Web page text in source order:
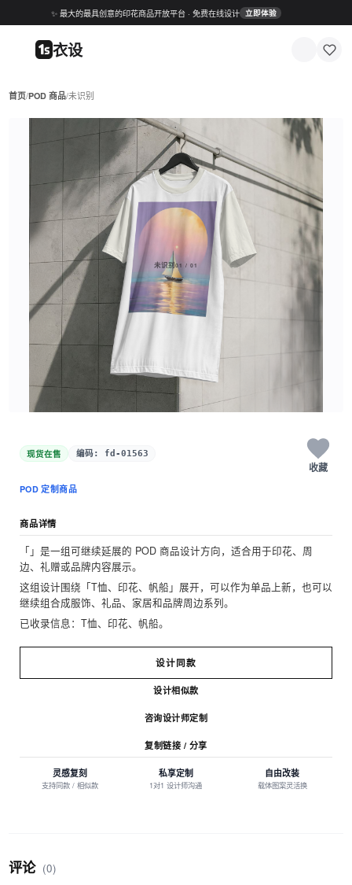
✨ 最大的最具创意的印花商品开放平台 · 免费在线设计 立即体验
衣设
首页/POD 商品/未识别
未识别01 / 01
现货在售 编码: fd-01563
收藏
POD 定制商品
商品详情
「」是一组可继续延展的 POD 商品设计方向，适合用于印花、周
边、礼赠或品牌内容展示。
这组设计围绕「T恤、印花、帆船」展开，可以作为单品上新，也可以
继续组合成服饰、礼品、家居和品牌周边系列。
已收录信息：T恤、印花、帆船。
设计同款
设计相似款
咨询设计师定制
复制链接 / 分享
灵感复刻
支持同款 / 相似款
私享定制
1对1 设计师沟通
自由改装
载体图案灵活换
评论 (0)